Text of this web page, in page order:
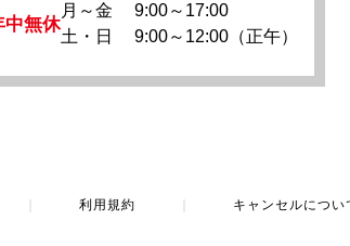
中無休
月～金
9:00～17:00
土・日
9:00～12:00（正午）
利用規約 キャンセルについ